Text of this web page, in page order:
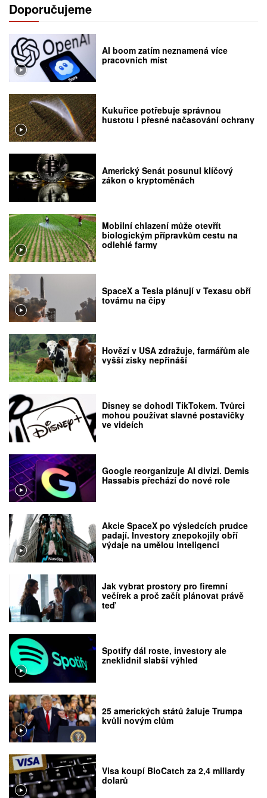
Doporučujeme
AI boom zatím neznamená více
pracovních míst
Kukuřice potřebuje správnou
hustotu i přesné načasování ochrany
Americký Senát posunul klíčový
zákon o kryptoměnách
Mobilní chlazení může otevřít
biologickým přípravkům cestu na
odlehlé farmy
SpaceX a Tesla plánují v Texasu obří
továrnu na čipy
Hovězí v USA zdražuje, farmářům ale
vyšší zisky nepřináší
Disney se dohodl TikTokem. Tvůrci
mohou používat slavné postavičky
ve videích
Google reorganizuje AI divizi. Demis
Hassabis přechází do nové role
Akcie SpaceX po výsledcích prudce
padají. Investory znepokojily obří
výdaje na umělou inteligenci
Jak vybrat prostory pro firemní
večírek a proč začít plánovat právě
teď
Spotify dál roste, investory ale
zneklidnil slabší výhled
25 amerických států žaluje Trumpa
kvůli novým clům
Visa koupí BioCatch za 2,4 miliardy
dolarů